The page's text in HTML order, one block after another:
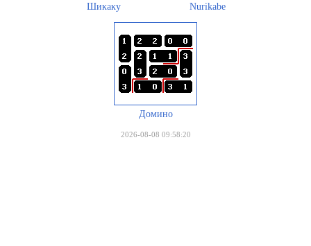
Шикаку Nurikabe
Домино
2026-08-08 09:58:20